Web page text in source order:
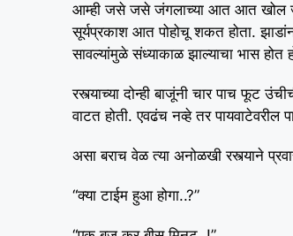
आम्ही जसे जसे जंगलाच्या आत आत खोल
सूर्यप्रकाश आत पोहोचू शकत होता.
सावल्यांमुळे संध्याकाळ झाल्याचा भास होत
रस्त्याच्या दोन्ही बाजूंनी चार पाच फूट
वाटत होती. एवढंच नव्हे तर
असा बराच वेळ त्या अनोळखी रस्त्याने
“क्या टाईम हुआ होगा..?”